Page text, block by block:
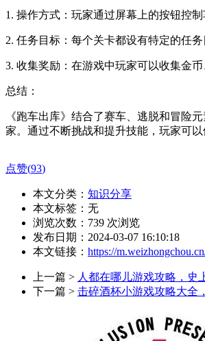
1. 操作方式：玩家通过屏幕上的按钮控
2. 任务目标：每个关卡都设有特定的任
3. 收集奖励：在游戏中玩家可以收集金
总结：
《跑车出库》结合了赛车、逃脱和冒险
家。通过不断挑战和提升技能，玩家可
点赞(93)
本文分类： 知识分享
本文标签：无
浏览次数： 739 次浏览
发布日期：2024-03-07 16:10:18
本文链接： https://
上一篇 > 人都在哪儿游戏攻略，史
下一篇 > 击碎酒杯小游戏攻略大全